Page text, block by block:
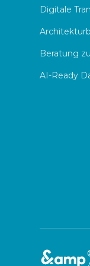
Digitale
Beratung
AI-Ready